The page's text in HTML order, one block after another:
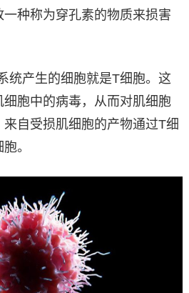
种称为穿孔素的物质来损害
统产生的细胞就是T细胞。这
胞中的病毒，从而对肌细胞
自受损肌细胞的产物通过T细
。